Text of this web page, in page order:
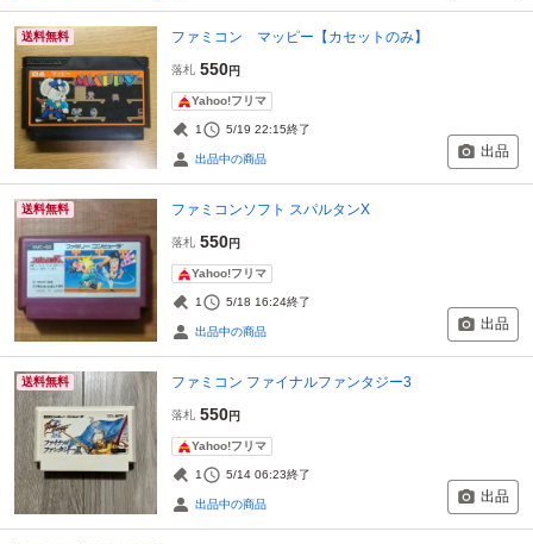
送料無料 ファミコン マッピー【カセットのみ】
落札 550円
Yahoo!フリマ
1 5/19 22:15終了
出品中の商品 出品
送料無料 ファミコンソフト スパルタンX
落札 550円
Yahoo!フリマ
1 5/18 16:24終了
出品中の商品 出品
送料無料 ファミコン ファイナルファンタジー3
落札 550円
Yahoo!フリマ
1 5/14 06:23終了
出品中の商品 出品